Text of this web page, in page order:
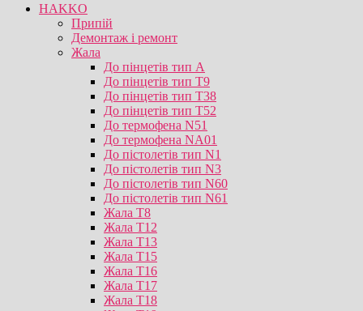
HAKKO
Припій
Демонтаж і ремонт
Жала
До пінцетів тип А
До пінцетів тип T9
До пінцетів тип T38
До пінцетів тип T52
До термофена N51
До термофена NA01
До пістолетів тип N1
До пістолетів тип N3
До пістолетів тип N60
До пістолетів тип N61
Жала T8
Жала T12
Жала T13
Жала T15
Жала T16
Жала T17
Жала T18